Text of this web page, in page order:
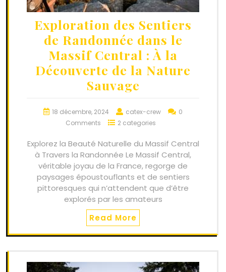
Exploration des Sentiers
de Randonnée dans le
Massif Central : À la
Découverte de la Nature
Sauvage
18 décembre, 2024 catex-crew
0
Comments
2 categories
Explorez la Beauté Naturelle du Massif Central
à Travers la Randonnée Le Massif Central,
véritable joyau de la France, regorge de
paysages époustouflants et de sentiers
pittoresques qui n’attendent que d’être
explorés par les amateurs
Read More